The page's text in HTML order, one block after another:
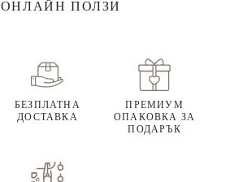
ОНЛАЙН ПОЛЗИ
БЕЗПЛАТНА
ДОСТАВКА
ПРЕМИУМ
ОПАКОВКА ЗА
ПОДАРЪК